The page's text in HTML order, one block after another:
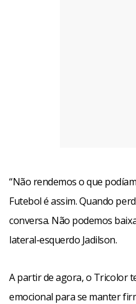
“Não rendemos o que
Futebol é assim. Quando
conversa. Não podemos
lateral-esquerdo Jadilson.
A partir de agora, o Tricolor
emocional para se manter